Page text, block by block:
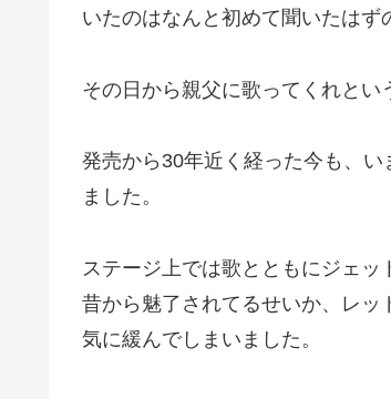
いたのはなんと初めて聞いたはず
その日から親父に歌ってくれとい
発売から30年近く経った今も、
ました。
ステージ上では歌とともにジェ
昔から魅了されてるせいか、レ
気に緩んでしまいました。